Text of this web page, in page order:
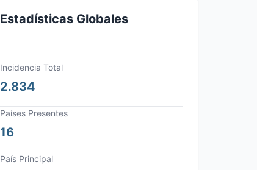
Estadísticas Globales
Incidencia Total
2.834
Países Presentes
16
País Principal